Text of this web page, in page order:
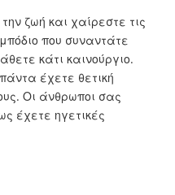
ζωή και χαίρεστε τις
που συναντάτε
κάτι καινούργιο.
έχετε θετική
Οι άνθρωποι σας
έχετε ηγετικές